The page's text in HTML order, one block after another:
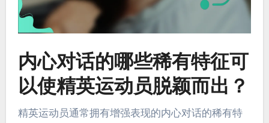
内心对话的哪些稀有特征可
以使精英运动员脱颖而出？
精英运动员通常拥有增强表现的内心对话的稀有特